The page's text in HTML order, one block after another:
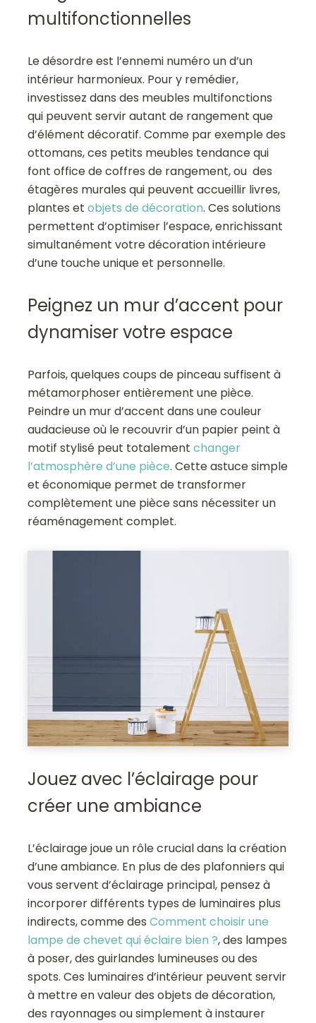
multifonctionnelles
Le désordre est l’ennemi numéro un d’un
intérieur harmonieux. Pour y remédier,
investissez dans des meubles multifonctions
qui peuvent servir autant de rangement que
d’élément décoratif. Comme par exemple des
ottomans, ces petits meubles tendance qui
font office de coffres de rangement, ou des
étagères murales qui peuvent accueillir livres,
plantes etobjets de décoration. Ces solutions
permettent d’optimiser l’espace, enrichissant
simultanément votre décoration intérieure
d’une touche unique et personnelle.
Peignez un mur d’accent pour
dynamiser votre espace
Parfois, quelques coups de pinceau suffisent à
métamorphoser entièrement une pièce.
Peindre un mur d’accent dans une couleur
audacieuse où le recouvrir d’un papier peint à
motif stylisé peut totalementchanger
l’atmosphère d’une pièce. Cette astuce simple
et économique permet de transformer
complètement une pièce sans nécessiter un
réaménagement complet.
Jouez avec l’éclairage pour
créer une ambiance
L’éclairage joue un rôle crucial dans la création
d’une ambiance. En plus de des plafonniers qui
vous servent d’éclairage principal, pensez à
incorporer différents types de luminaires plus
indirects, comme desComment choisir une
lampe de chevet qui éclaire bien ?, des lampes
à poser, des guirlandes lumineuses ou des
spots. Ces luminaires d’intérieur peuvent servir
à mettre en valeur des objets de décoration,
des rayonnages ou simplement à instaurer